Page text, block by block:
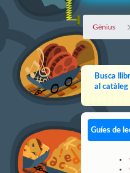
Gènius
Busca
al catàleg
Guíes de